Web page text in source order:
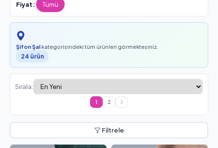
Fiyat: Tümü
Şifon Şal kategorisindeki tüm ürünleri görmektesiniz.
24 ürün
Sırala:
1 2
Filtrele